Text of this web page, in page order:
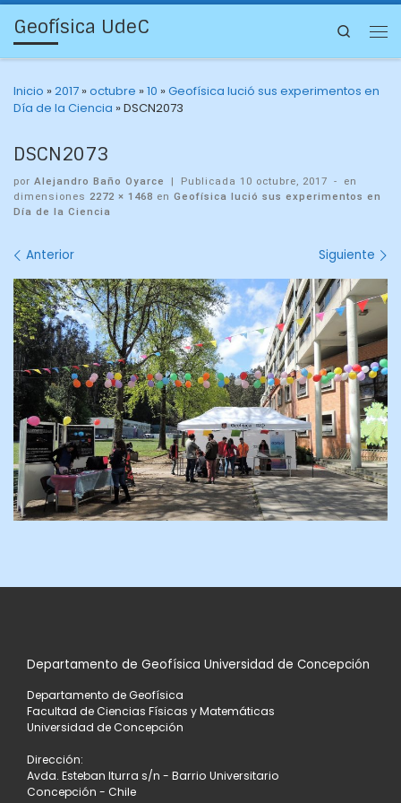
Geofísica UdeC Search
Inicio »2017 »octubre »10 »Geofísica lució sus experimentos en
Día de la Ciencia »DSCN2073
DSCN2073
por Alejandro Baño Oyarce | Publicada 10 octubre, 2017 -
en
dimensiones 2272 × 1468 en Geofísica lució sus experimentos en
Día de la Ciencia
Navegación
imágenes
Anterior Siguiente
Departamento de Geofísica Universidad de Concepción
Departamento de Geofísica
Facultad de Ciencias Físicas y Matemáticas
Universidad de Concepción
Dirección:
Avda. Esteban Iturra s/n - Barrio Universitario
Concepción - Chile